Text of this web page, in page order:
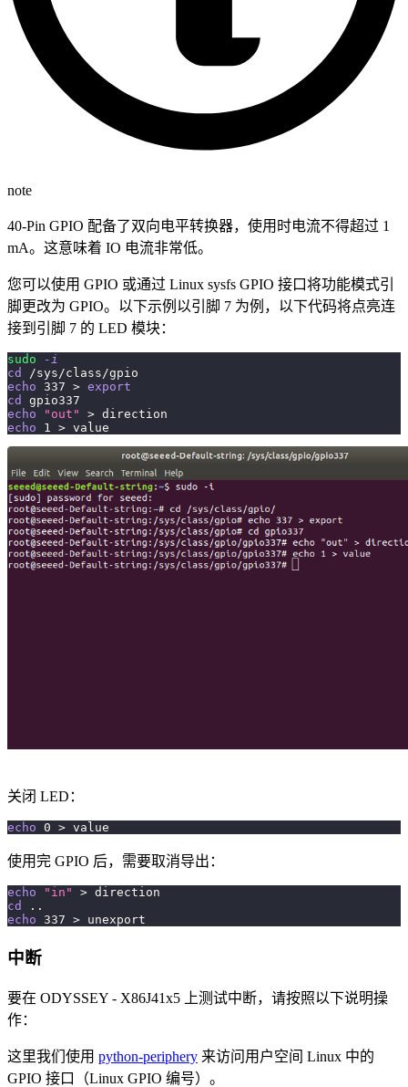
note
40-Pin GPIO 配备了双向电平转换器，使用时电流不得超过 1
mA。这意味着 IO 电流非常低。
您可以使用 GPIO 或通过 Linux sysfs GPIO 接口将功能模式引
脚更改为 GPIO。以下示例以引脚 7 为例，以下代码将点亮连
接到引脚 7 的 LED 模块：
sudo
-i
cd
/sys/class/gpio
echo 337 > export
cd
gpio337
echo
"out" > direction
echo
1 > value
关闭 LED：
echo 0 > value
使用完 GPIO 后，需要取消导出：
echo "in" > direction
cd
..
echo 337 > unexport
中断
要在 ODYSSEY - X86J41x5 上测试中断，请按照以下说明操
作：
这里我们使用 python-periphery 来访问用户空间 Linux 中的
GPIO 接口（Linux GPIO 编号）。